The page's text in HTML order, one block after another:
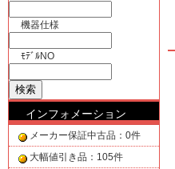
機器仕様
ﾓﾃﾞﾙNO
インフォメーション
メーカー保証中古品：0件
大幅値引き品：105件